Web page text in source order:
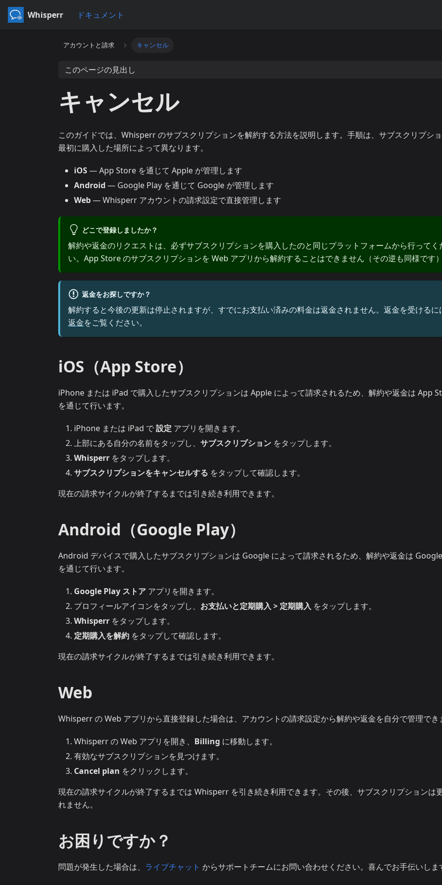
Whisperr ドキュメント
アカウントと請求 キャンセル
このページの見出し
キャンセル
このガイドでは、Whisperr のサブスクリプションを解約する方法を説明します。手順は、サブスクリプシ
最初に購入した場所によって異なります。
iOS— App Store を通じて Apple が管理します
Android — Google Play を通じて Google が管理します
Web— Whisperr アカウントの請求設定で直接管理します
どこで登録しましたか？
解約や返金のリクエストは、必ずサブスクリプションを購入したのと同じプラットフォームから行ってく
い。App Store のサブスクリプションを Web アプリから解約することはできません（その逆も同様です
返金をお探しですか？
解約すると今後の更新は停止されますが、すでにお支払い済みの料金は返金されません。返金を受けるに
返金をご覧ください。
iOS（App Store）
iPhone または iPad で購入したサブスクリプションは Apple によって請求されるため、解約や返金は App
を通じて行います。
iPhone または iPad で設定 アプリを開きます。
上部にある自分の名前をタップし、 サブスクリプション をタップします。
Whisperr をタップします。
サブスクリプションをキャンセルする をタップして確認します。
現在の請求サイクルが終了するまでは引き続き利用できます。
Android（Google Play）
Android デバイスで購入したサブスクリプションは Google によって請求されるため、解約や返金は
を通じて行います。
Google Play ストア アプリを開きます。
プロフィールアイコンをタップし、 お支払いと定期購入 > 定期購入 をタップします。
Whisperr をタップします。
定期購入を解約 をタップして確認します。
現在の請求サイクルが終了するまでは引き続き利用できます。
Web
Whisperr の Web アプリから直接登録した場合は、アカウントの請求設定から解約や返金を自分で管理でき
Whisperr の Web アプリを開き、 Billing に移動します。
有効なサブスクリプションを見つけます。
Cancel plan をクリックします。
現在の請求サイクルが終了するまでは Whisperr を引き続き利用できます。その後、サブスクリプションは
れません。
お困りですか？
問題が発生した場合は、 ライブチャット からサポートチームにお問い合わせください。喜んでお手伝いしま